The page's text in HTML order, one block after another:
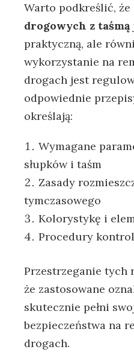
Warto podkreślić, że
drogowych z taśmą
praktyczną, ale
wykorzystanie na
drogach jest
odpowiednie
określają:
Wymagane
słupków i taśm
Zasady
tymczasowego
Kolorystykę i
Procedury
Przestrzeganie tych
że zastosowane
skutecznie pełni
bezpieczeństwa na
drogach.